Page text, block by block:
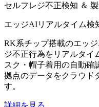
セルフレジ不正検知 ＆
エッジAIリアルタイム検
RK系チップ搭載のエッ
ジ不正行為をリアルタイ
スク・帽子着用の自動確
拠点のデータをクラウド
す。
詳細を見る